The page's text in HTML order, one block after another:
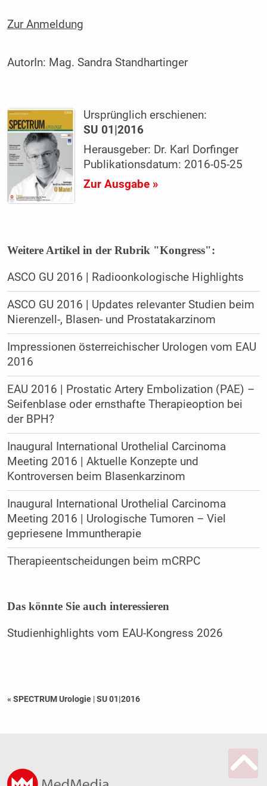
Zur Anmeldung
AutorIn: Mag. Sandra Standhartinger
Ursprünglich erschienen:
SU 01|2016
Herausgeber: Dr. Karl Dorfinger
Publikationsdatum: 2016-05-25
Zur Ausgabe »
Weitere Artikel in der Rubrik "Kongress":
ASCO GU 2016 | Radioonkologische Highlights
ASCO GU 2016 | Updates relevanter Studien beim
Nierenzell-, Blasen- und Prostatakarzinom
Impressionen österreichischer Urologen vom EAU
2016
EAU 2016 | Prostatic Artery Embolization (PAE) –
Seifenblase oder ernsthafte Therapieoption bei
der BPH?
Inaugural International Urothelial Carcinoma
Meeting 2016 | Aktuelle Konzepte und
Kontroversen beim Blasenkarzinom
Inaugural International Urothelial Carcinoma
Meeting 2016 | Urologische Tumoren – Viel
gepriesene Immuntherapie
Therapieentscheidungen beim mCRPC
Das könnte Sie auch interessieren
Studienhighlights vom EAU-Kongress 2026
« SPECTRUM Urologie |SU 01|2016